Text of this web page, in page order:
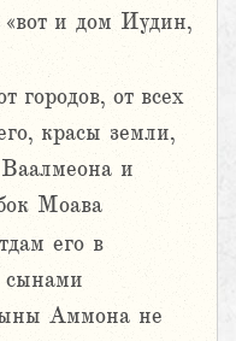
и дом Иудин,
городов, от всех
красы земли,
и
Моава
его в
сынами
Аммона не